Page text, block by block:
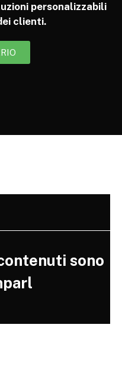
personalizzabili
clienti.
sono